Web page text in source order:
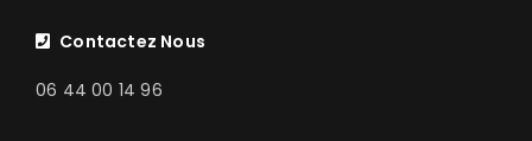
Contactez Nous
06 44 00 14 96